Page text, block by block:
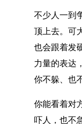
不少人一到
顶上去。可
也会跟着发
力量的表达
你不躲、也
你能看着对
吓人，也不